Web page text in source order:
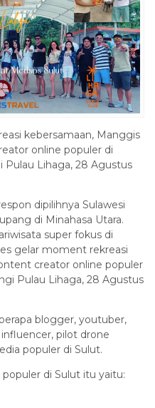
kebersamaan, Manggis
online populer di
Pulau Lihaga, 28 Agustus
dipilihnya Sulawesi
di Minahasa Utara.
super fokus di
gelar moment rekreasi
creator online populer
Pulau Lihaga, 28 Agustus
blogger, youtuber,
pilot drone
populer di Sulut.
di Sulut itu yaitu: